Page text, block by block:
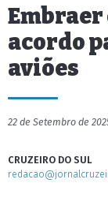
Embraer
acordo
aviões
22 de Setembro de
CRUZEIRO DO SUL